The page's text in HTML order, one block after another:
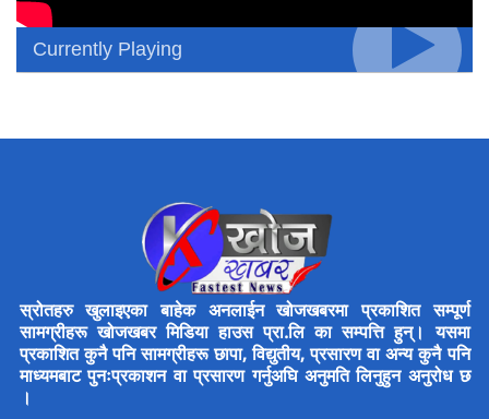
Currently Playing
स्रोतहरु खुलाइएका बाहेक अनलाईन खोजखबरमा प्रकाशित सम्पूर्ण
सामग्रीहरू खोजखबर मिडिया हाउस प्रा.लि का सम्पत्ति हुन्। यसमा
प्रकाशित कुनै पनि सामग्रीहरू छापा, विद्युतीय, प्रसारण वा अन्य कुनै पनि
माध्यमबाट पुनःप्रकाशन वा प्रसारण गर्नुअघि अनुमति लिनुहुन अनुरोध छ
।